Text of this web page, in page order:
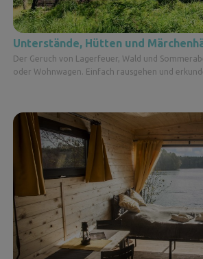
Unterstände, Hütten und
Der Geruch von Lagerfeuer, Wald und
oder Wohnwagen. Einfach rausgehen und